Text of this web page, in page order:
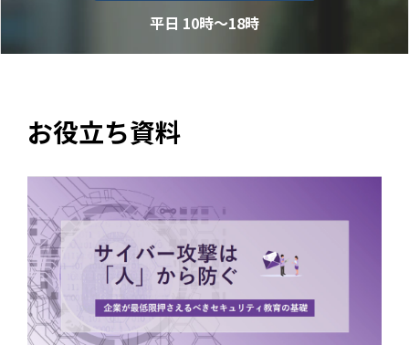
平日 10時～18時
お役立ち資料